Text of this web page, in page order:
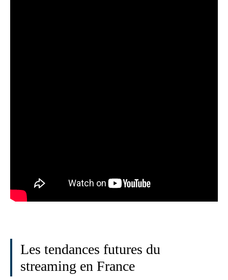
Les tendances futures du
streaming en France